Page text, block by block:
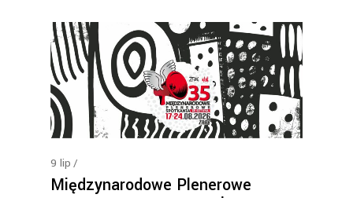
9 lip
Międzynarodowe Plenerowe